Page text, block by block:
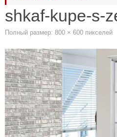
shkaf-kupe-s-
Полный размер: 800 × 600 пикселей